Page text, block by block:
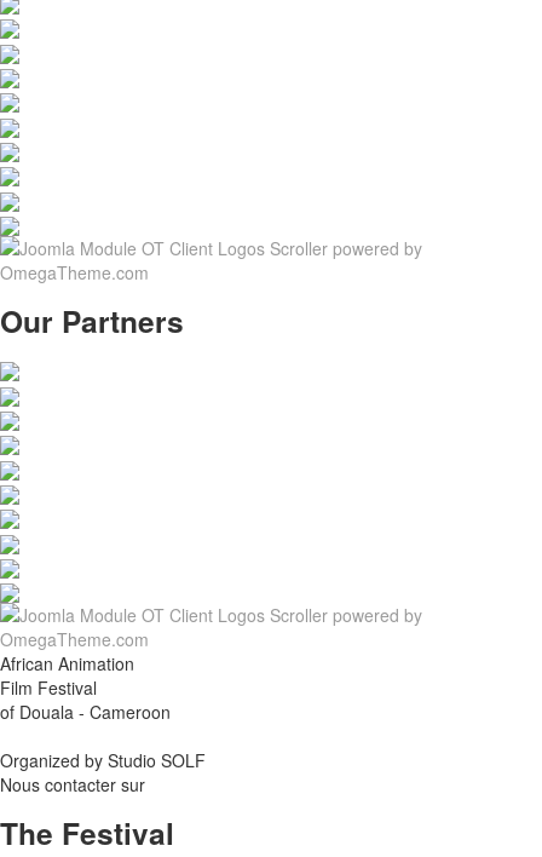
Our Partners
African Animation
Film Festival
of Douala - Cameroon
Organized by Studio SOLF
Nous contacter sur
The Festival